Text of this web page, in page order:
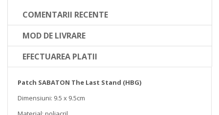
COMENTARII RECENTE
MOD DE LIVRARE
EFECTUAREA PLATII
Patch SABATON The Last Stand (HBG)
Dimensiuni: 9.5 x 9.5cm